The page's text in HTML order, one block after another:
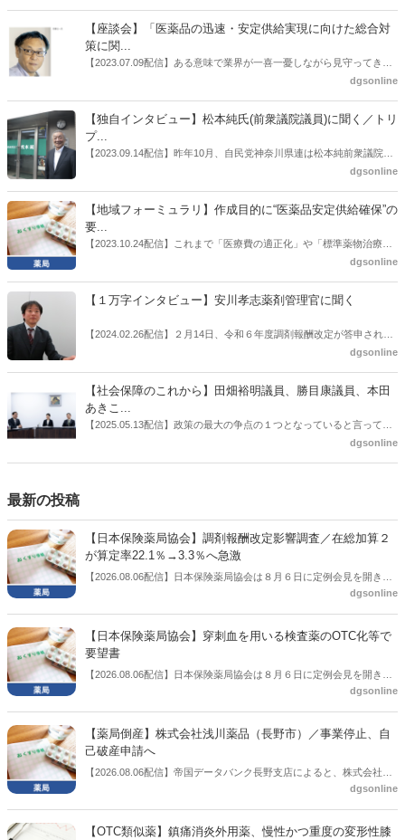
はないだろうか。本紙ではこうした問題について、厚労省「薬局薬剤
師の業務及び薬局の機能に関するワーキンググループ」に参考人とし
ても出席していたイイジマ薬局（長野県上田市）開設者である飯島裕
【座談会】「医薬品の迅速・安定供給実現に向けた総合対
策に関...
【2023.07.09配信】ある意味で業界が一喜一憂しながら見守ってきた
厚労省「医薬品の迅速・安定供給実現に向けた総合対策に関する有識
書がとりまとめられた。ドラビズon-lineでは検討会を総括する目的で
厚労省医政局医薬産業振興・医療情報企画課長（医薬産業振興・医療
情報企画課セルフケア・セルフメディケーション推進室長併任）安藤
公一氏や青山学院大学名誉教授の三村優美子氏、 日本保険薬局協会医
dgsonline
【独自インタビュー】松本純氏(前衆議院議員)に聞く／トリ
プ...
【2023.09.14配信】昨年10月、自民党神奈川県連は松本純前衆議院議
員を「自民党神奈川1区」（横浜市中区・磯子区・金沢区）の支部長
候補の前提となるもの。薬剤師に関わる政策に広く・深く関わってき
た同氏の復活に向けた薬剤師業界の期待には熱いものがある。不透明
感の払拭できない医療・介護・障害者サービスのトリプル改定等へ
の、薬剤師業界の強い危機感の裏返しといってもいいだろう。本稿で
dgsonline
【地域フォーミュラリ】作成目的に“医薬品安定供給確保”の
要...
【2023.10.24配信】これまで「医療費の適正化」や「標準薬物治療の
推進」などが目的とされることが多かった地域フォーミュラリの作
た。医薬品の安定供給確保だ。10月22日に開かれた「日本フォーミュ
飯田市）は、会員薬局から安定供給確保への強い要望があったことを
受け、安定供給確保が見込めるPPI３成分について銘柄を含めて選定
dgsonline
【１万字インタビュー】安川孝志薬剤管理官に聞く
【2024.02.26配信】２月14日、令和６年度調剤報酬改定が答申され
た。本紙では、厚生労働省保険局医療課・薬剤管理官の安川孝志氏
dgsonline
【社会保障のこれから】田畑裕明議員、勝目康議員、本田
あきこ...
【2025.05.13配信】政策の最大の争点の１つとなっていると言っても
よいのが社会保障のこれからのあり方だ。特に与党では、政府関係者
dgsonline
最新の投稿
【日本保険薬局協会】調剤報酬改定影響調査／在総加算２
が算定率22.1％→3.3％へ急激
【2026.08.06配信】日本保険薬局協会は８月６日に定例会見を開き、
「令和８年度調剤報酬改定に係る保険薬局への影響」の調査結果を公
3.3％へ大きく低下した。
dgsonline
【日本保険薬局協会】穿刺血を用いる検査薬のOTC化等で
要望書
【2026.08.06配信】日本保険薬局協会は８月６日に定例会見を開き、
「穿刺血を用いる検査薬のOTC化等に関する要望書」を厚生労働省 医
dgsonline
【薬局倒産】株式会社浅川薬品（長野市）／事業停止、自
己破産申請へ
【2026.08.06配信】帝国データバンク長野支店によると、株式会社浅
川薬品（長野市）は7月31日に事業を停止し、自己破産申請の準備に
dgsonline
【OTC類似薬】鎮痛消炎外用薬、慢性かつ重度の変形性膝